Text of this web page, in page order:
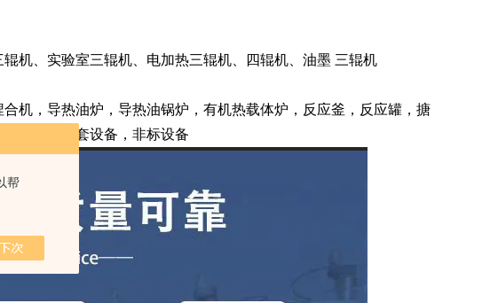
帮
机、实验室三辊机、电加热三辊机、四辊机、油墨 三辊机
机，导热油炉，导热油锅炉，有机热载体炉，反应釜，反应罐，搪
，化工成套设备，非标设备